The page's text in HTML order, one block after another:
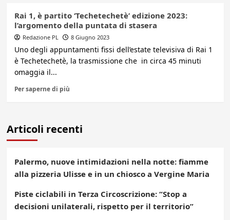
Rai 1, è partito ‘Techetechetè’ edizione 2023:
l’argomento della puntata di stasera
Redazione PL 8 Giugno 2023
Uno degli appuntamenti fissi dell’estate televisiva di Rai 1
è Techetechetè, la trasmissione che in circa 45 minuti
omaggia il...
Per saperne di più
Articoli recenti
Palermo, nuove intimidazioni nella notte: fiamme
alla pizzeria Ulisse e in un chiosco a Vergine Maria
Piste ciclabili in Terza Circoscrizione: “Stop a
decisioni unilaterali, rispetto per il territorio”